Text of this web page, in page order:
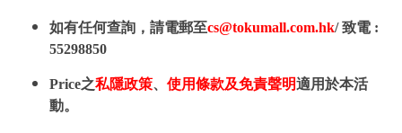
如有任何查詢，請電郵至cs@tokumall.com.hk/ 致電 :
55298850
Price之私隱政策、 使用條款及免責聲明適用於本活
動。